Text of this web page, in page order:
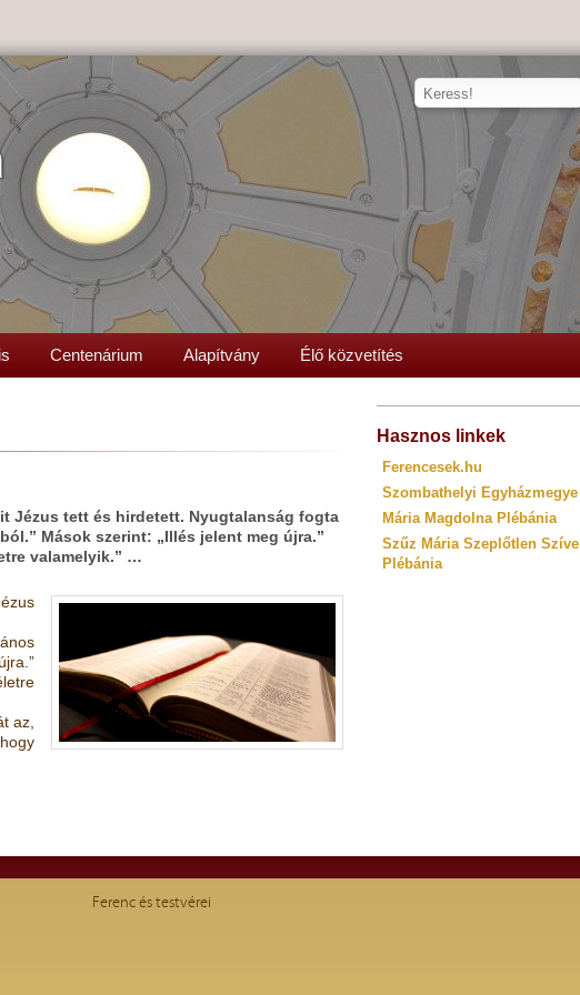
Centenárium Alapítvány Élő közvetítés
Jézus tett és hirdetett. Nyugtalanság fogta
Mások szerint: „Illés jelent meg újra.”
valamelyik.” …
az,
Hasznos linkek
Ferencesek.hu
Szombathelyi Egyházmegye
Mária Magdolna Plébánia
Szűz Mária Szeplőtlen Szíve
Plébánia
Ferenc és testvérei